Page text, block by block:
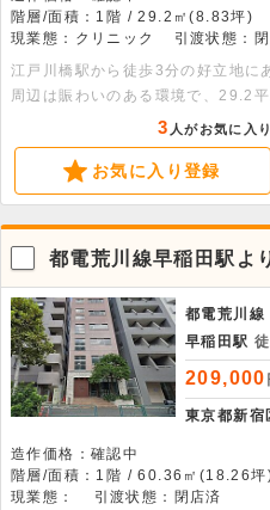
階層/面積：1階 / 29.2㎡(8.83坪)
現業態：クリニック
引渡状態：
江戸川橋駅から徒歩3分の好立地に
周辺は賑わいのある環境で、29.2
居が可能です。飲食業態のご相談
軽にお問い合わせください。
3 人がお気に入
お気に入り登録
都電荒川線早稲田駅よ
都電荒川線
早稲田駅
209,000
東京都新宿
造作価格：確認中
階層/面積：1階 / 60.36㎡(18.26坪
現業態：
引渡状態：閉店済